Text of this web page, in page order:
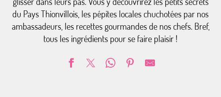
du Pays Thionvillois, les pépites locales chuchotées par nos
ambassadeurs, les recettes gourmandes de nos chefs. Bref,
tous les ingrédients pour se faire plaisir !